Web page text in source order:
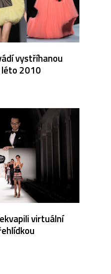
vystříhanou
léto 2010
virtuální